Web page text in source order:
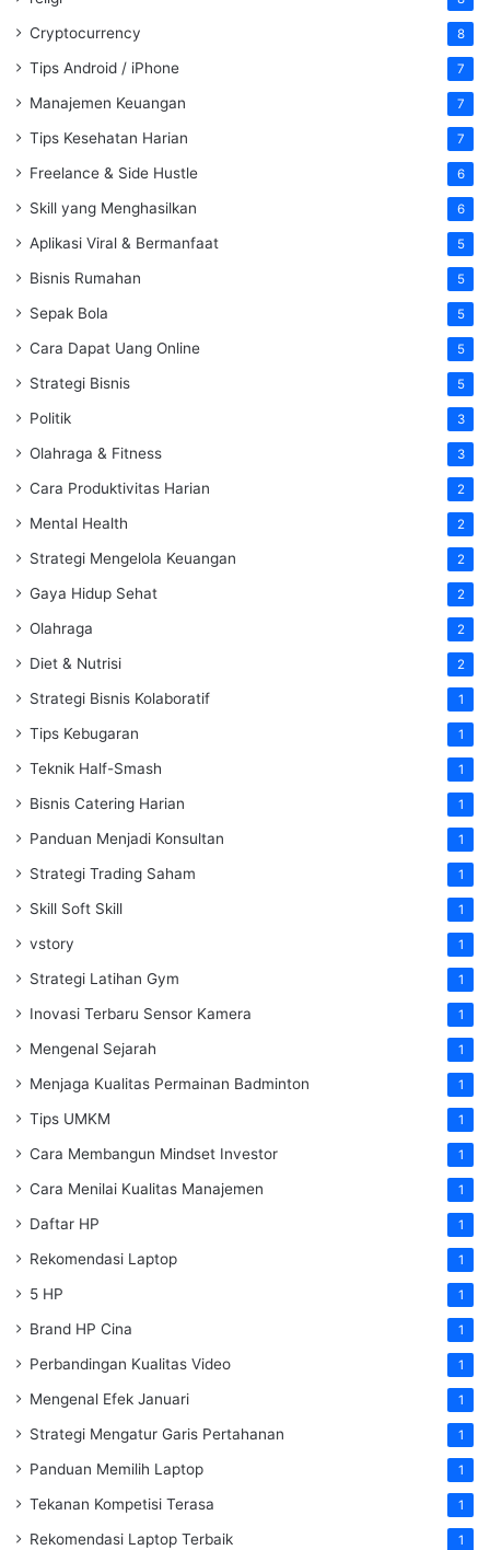
Cryptocurrency 8
Tips Android / iPhone 7
Manajemen Keuangan 7
Tips Kesehatan Harian 7
Freelance & Side Hustle 6
Skill yang Menghasilkan 6
Aplikasi Viral & Bermanfaat 5
Bisnis Rumahan 5
Sepak Bola 5
Cara Dapat Uang Online 5
Strategi Bisnis 5
Politik 3
Olahraga & Fitness 3
Cara Produktivitas Harian 2
Mental Health 2
Strategi Mengelola Keuangan 2
Gaya Hidup Sehat 2
Olahraga 2
Diet & Nutrisi 2
Strategi Bisnis Kolaboratif 1
Tips Kebugaran 1
Teknik Half-Smash 1
Bisnis Catering Harian 1
Panduan Menjadi Konsultan 1
Strategi Trading Saham 1
Skill Soft Skill 1
vstory 1
Strategi Latihan Gym 1
Inovasi Terbaru Sensor Kamera 1
Mengenal Sejarah 1
Menjaga Kualitas Permainan Badminton 1
Tips UMKM 1
Cara Membangun Mindset Investor 1
Cara Menilai Kualitas Manajemen 1
Daftar HP 1
Rekomendasi Laptop 1
5 HP 1
Brand HP Cina 1
Perbandingan Kualitas Video 1
Mengenal Efek Januari 1
Strategi Mengatur Garis Pertahanan 1
Panduan Memilih Laptop 1
Tekanan Kompetisi Terasa 1
Rekomendasi Laptop Terbaik 1